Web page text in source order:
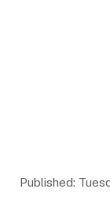
Published: